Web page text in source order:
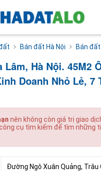
Bán đất Hà Nội Bán đất
Lâm, Hà Nội. 45M2
Doanh Nhỏ Lẻ, 7
nên không còn giá trị giao
cụ tìm kiếm để tìm những
Đường Ngô Xuân Quảng, Trâu